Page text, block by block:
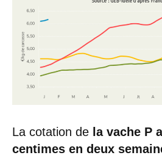
La cotation de la vache P
centimes en deux